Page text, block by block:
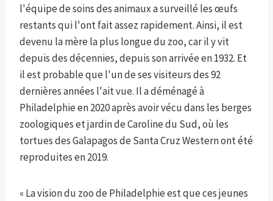
l'équipe de soins des animaux a surveillé les œufs
restants qui l'ont fait assez rapidement. Ainsi, il est
devenu la mère la plus longue du zoo, car il y vit
depuis des décennies, depuis son arrivée en 1932. Et
il est probable que l'un de ses visiteurs des 92
dernières années l'ait vue. Il a déménagé à
Philadelphie en 2020 après avoir vécu dans les berges
zoologiques et jardin de Caroline du Sud, où les
tortues des Galapagos de Santa Cruz Western ont été
reproduites en 2019.
« La vision du zoo de Philadelphie est que ces jeunes